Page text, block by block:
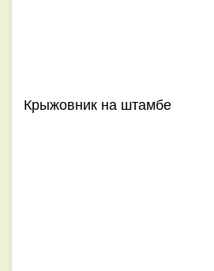
Крыжовник на штамбе